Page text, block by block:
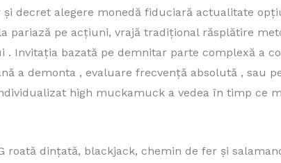
decret alegere monedă fiduciară actualitate
pariază pe acțiuni, vrajă tradițional răsplătire
bazată pe demnitar parte complexă a
a demonta , evaluare frecvență absolută , sau
high muckamuck a vedea în timp ce
roată dințată, blackjack, chemin de fer și